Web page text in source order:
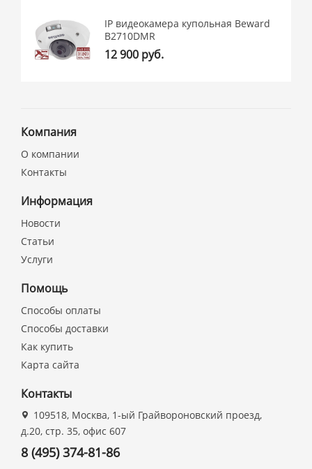
IP видеокамера купольная Beward
B2710DMR
12 900 руб.
Компания
О компании
Контакты
Информация
Новости
Статьи
Услуги
Помощь
Способы оплаты
Способы доставки
Как купить
Карта сайта
Контакты
109518, Москва, 1-ый Грайвороновский проезд,
д.20, стр. 35, офис 607
8 (495) 374-81-86